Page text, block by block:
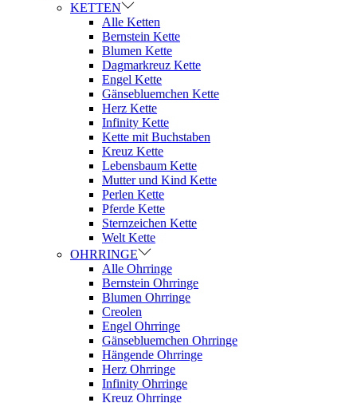
KETTEN
Alle Ketten
Bernstein Kette
Blumen Kette
Dagmarkreuz Kette
Engel Kette
Gänsebluemchen Kette
Herz Kette
Infinity Kette
Kette mit Buchstaben
Kreuz Kette
Lebensbaum Kette
Mutter und Kind Kette
Perlen Kette
Pferde Kette
Sternzeichen Kette
Welt Kette
OHRRINGE
Alle Ohrringe
Bernstein Ohrringe
Blumen Ohrringe
Creolen
Engel Ohrringe
Gänsebluemchen Ohrringe
Hängende Ohrringe
Herz Ohrringe
Infinity Ohrringe
Kreuz Ohrringe